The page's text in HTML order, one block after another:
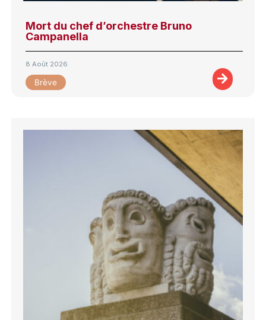
Mort du chef d’orchestre Bruno
Campanella
8 Août 2026
Brève